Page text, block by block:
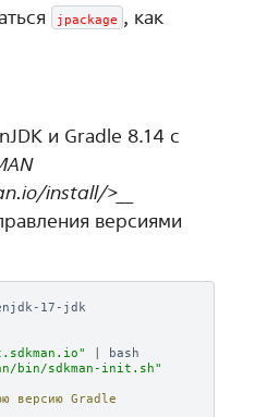
jpackage , как
и Gradle 8.14 с
install/>__
версиями
17-jdk
bin/sdkman-init.sh"
версию Gradle